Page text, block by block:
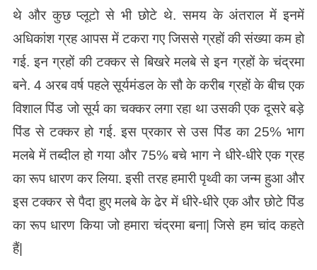
थे और कुछ प्लूटो से भी छोटे थे. समय के अंतराल में इनमें
अधिकांश ग्रह आपस में टकरा गए जिससे ग्रहों की संख्या कम हो
गई. इन ग्रहों की टक्कर से बिखरे मलबे से इन ग्रहों के चंद्रमा
बने. 4 अरब वर्ष पहले सूर्यमंडल के सौ के करीब ग्रहों के बीच एक
विशाल पिंड जो सूर्य का चक्कर लगा रहा था उसकी एक दूसरे बड़े
पिंड से टक्कर हो गई. इस प्रकार से उस पिंड का 25% भाग
मलबे में तब्दील हो गया और 75% बचे भाग ने धीरे-धीरे एक ग्रह
का रूप धारण कर लिया. इसी तरह हमारी पृथ्वी का जन्म हुआ और
इस टक्कर से पैदा हुए मलबे के ढेर में धीरे-धीरे एक और छोटे पिंड
का रूप धारण किया जो हमारा चंद्रमा बना| जिसे हम चांद कहते
हैं|